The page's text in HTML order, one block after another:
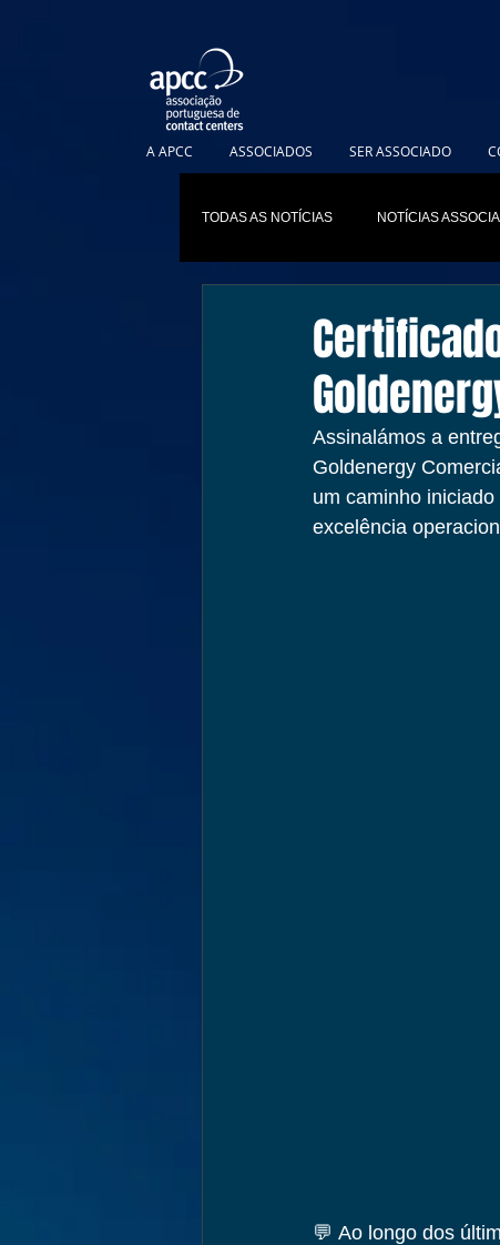
A APCC ASSOCIADOS SER ASSOCIADO
TODAS AS NOTÍCIAS NOTÍCIAS
Assinalámos a
Goldenergy
um caminho
excelência
💬 Ao longo dos